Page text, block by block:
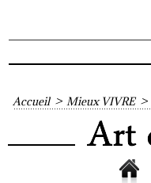
Accueil > Mieux VIVRE >